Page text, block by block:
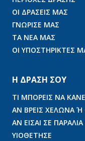
ΟΙ ΔΡΑΣΕΙΣ ΜΑΣ
ΓΝΩΡΙΣΕ ΜΑΣ
ΤΑ ΝΕΑ ΜΑΣ
ΟΙ ΥΠΟΣΤΗΡΙΚΤΕΣ
Η ΔΡΑΣΗ ΣΟΥ
ΤΙ ΜΠΟΡΕΙΣ ΝΑ
ΑΝ ΒΡΕΙΣ ΧΕΛΩΝΑ Ή
ΑΝ ΕΙΣΑΙ ΣΕ
ΥΙΟΘΕΤΗΣΕ